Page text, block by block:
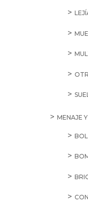
MENAJE